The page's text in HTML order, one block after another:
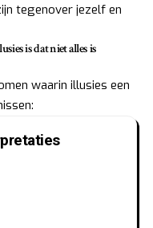
tegenover jezelf en
is dat niet alles is
waarin illusies een